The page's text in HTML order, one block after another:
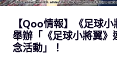
【Qoo情報】《足球
舉辦「《足球小將翼
念活動」！